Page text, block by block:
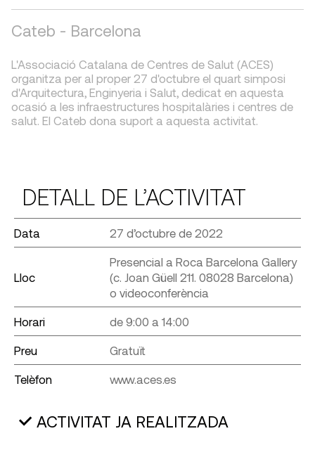
Cateb - Barcelona
L'Associació Catalana de Centres de Salut (ACES)
organitza per al proper 27 d'octubre el quart simposi
d'Arquitectura, Enginyeria i Salut, dedicat en aquesta
ocasió a les infraestructures hospitalàries i centres de
salut. El Cateb dona suport a aquesta activitat.
DETALL DE L’ACTIVITAT
Data 27 d’octubre de 2022
Lloc
Presencial a Roca Barcelona Gallery
(c. Joan Güell 211. 08028 Barcelona)
o videoconferència
Horari de 9:00 a 14:00
Preu Gratuït
Telèfon www.aces.es
ACTIVITAT JA REALITZADA